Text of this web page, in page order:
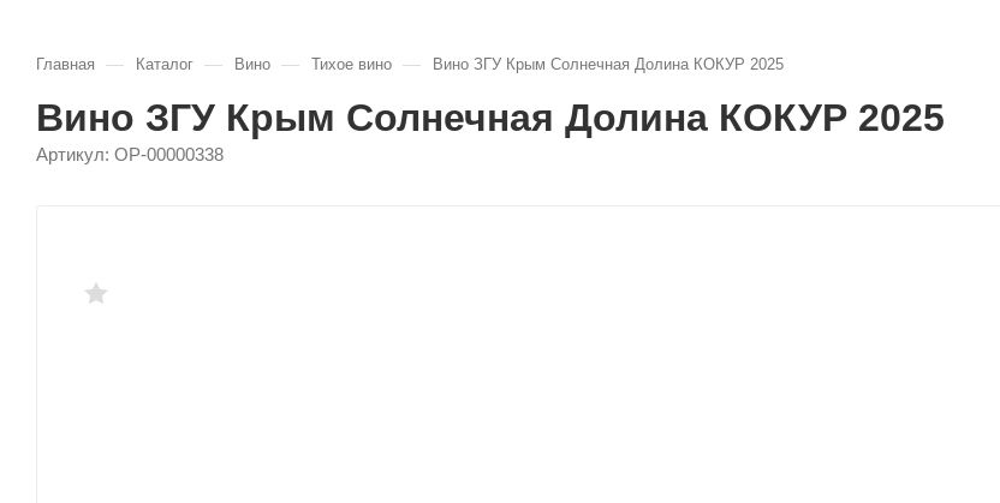
Главная — Каталог — Вино — Тихое вино — Вино ЗГУ Крым Солнечная Долина КОКУР 2025
Вино ЗГУ Крым Солнечная Долина КОКУР 2025
Артикул: OP-00000338